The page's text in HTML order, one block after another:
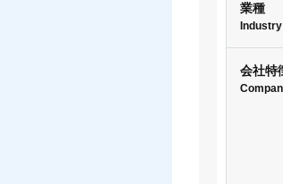
業種
Industry
会社特